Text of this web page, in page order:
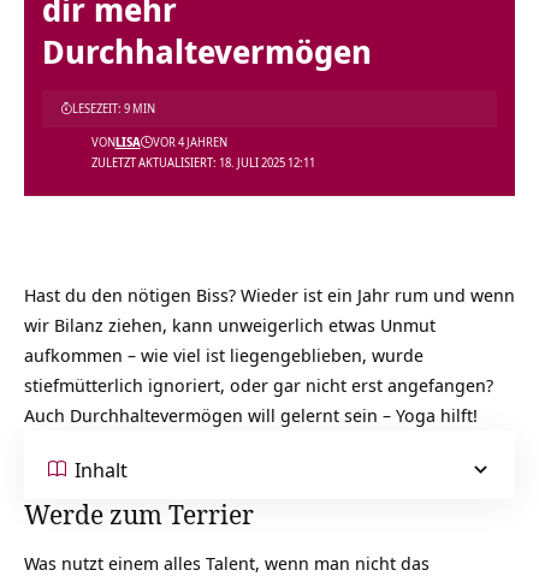
dir mehr
Durchhaltevermögen
ZULETZT AKTUALISIERT: 18. JULI 2025 12:11
VONLISA VOR 4 JAHREN
LESEZEIT: 9 MIN
Hast du den nötigen Biss? Wieder ist ein Jahr rum und wenn
wir Bilanz ziehen, kann unweigerlich etwas Unmut
aufkommen – wie viel ist liegengeblieben, wurde
stiefmütterlich ignoriert, oder gar nicht erst angefangen?
Auch Durchhaltevermögen will gelernt sein – Yoga hilft!
Inhalt
Werde zum Terrier
Was nutzt einem alles Talent, wenn man nicht das